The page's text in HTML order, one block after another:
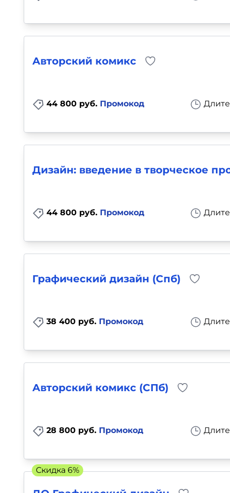
Авторский комикс
44 800 руб. Промокод
Дизайн: введение в творческое
44 800 руб. Промокод
Графический дизайн (Спб)
38 400 руб. Промокод
Авторский комикс (СПб)
28 800 руб. Промокод
Скидка 6%